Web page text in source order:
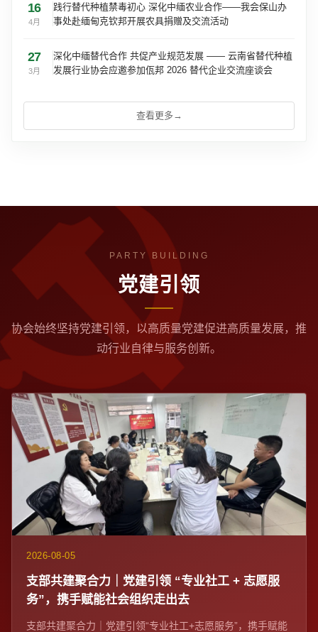
16
4月
践行替代种植禁毒初心 深化中缅农业合作——我会保山办
事处赴缅甸克钦邦开展农具捐赠及交流活动
27
3月
深化中缅替代合作 共促产业规范发展 —— 云南省替代种植
发展行业协会应邀参加佤邦 2026 替代企业交流座谈会
查看更多 →
党建引领
协会始终坚持党建引领，以高质量党建促进高质量发展，推
动行业自律与服务创新。
2026-08-05
支部共建聚合力｜党建引领 “专业社工 + 志愿服
务”，携手赋能社会组织走出去
支部共建聚合力｜党建引领“专业社工+志愿服务”，携手赋能